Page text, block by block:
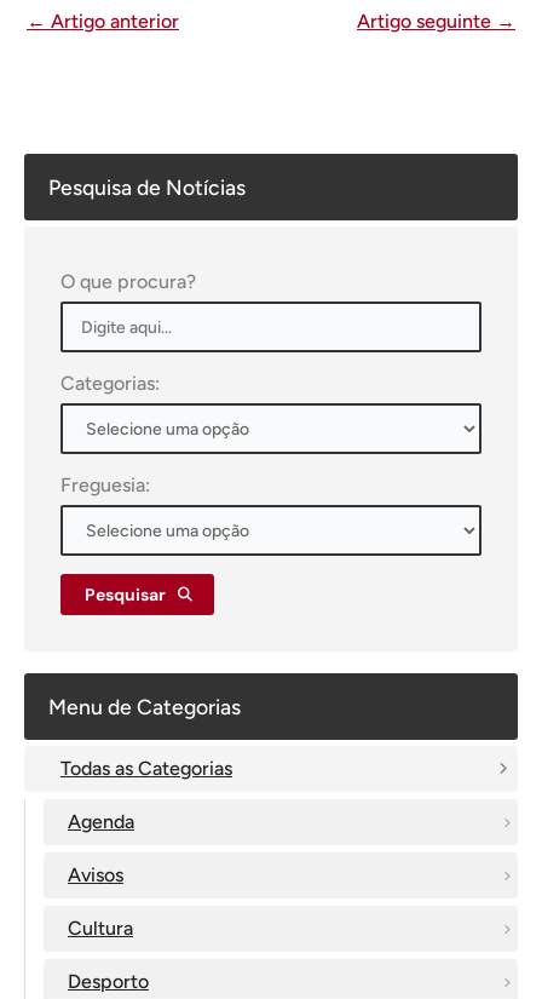
Pesquisa de Notícias
O que procura?
Categorias:
Freguesia:
Pesquisar
Menu de Categorias
Todas as Categorias
Agenda
Avisos
Cultura
Desporto
← Artigo anterior Artigo seguinte →